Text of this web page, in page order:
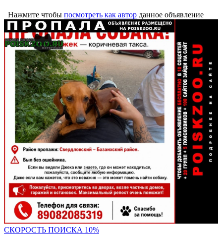
Нажмите чтобы посмотреть как автор данное объявление
СКОРОСТЬ ПОИСКА 10%